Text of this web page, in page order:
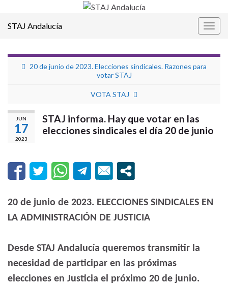
STAJ Andalucía
20 de junio de 2023. Elecciones sindicales. Razones para
votar STAJ
VOTA STAJ
JUN
17
2023
STAJ informa. Hay que votar en las
elecciones sindicales el día 20 de junio
20 de junio de 2023. ELECCIONES SINDICALES EN
LA ADMINISTRACIÓN DE JUSTICIA
Desde STAJ Andalucía queremos transmitir la
necesidad de participar en las próximas
elecciones en Justicia el próximo 20 de junio.